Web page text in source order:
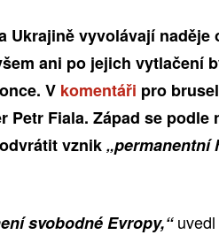
Ukrajině vyvolávají naděje
ani po jejich vytlačení
V komentáři pro
Petr Fiala. Západ se podle
vznik„permanentní
svobodné Evropy,“uvedl